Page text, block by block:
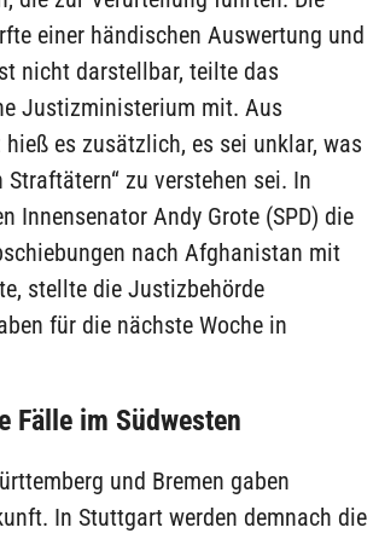
einer händischen Auswertung und
nicht darstellbar, teilte das
Justizministerium mit. Aus
es zusätzlich, es sei unklar, was
Straftätern“ zu verstehen sei. In
Innensenator Andy Grote (SPD) die
nach Afghanistan mit
stellte die Justizbehörde
für die nächste Woche in
Fälle im Südwesten
und Bremen gaben
In Stuttgart werden demnach die